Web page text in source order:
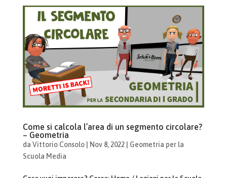
Come si calcola l’area di un segmento circolare?
– Geometria
da Vittorio Consolo| Nov 8, 2022| Geometria per la
Scuola Media